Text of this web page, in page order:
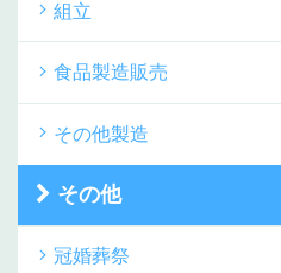
組立
食品製造販売
その他製造
その他
冠婚葬祭